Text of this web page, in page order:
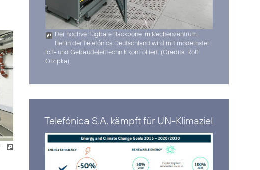
Der hochverfügbare Backbone im Rechenzentrum
Berlin der Telefónica Deutschland wird mit modernster
IoT- und Gebäudeleittechnik kontrolliert. (Credits: Rolf
Otzipka)
Telefónica S.A. kämpft für UN-Klimaziel